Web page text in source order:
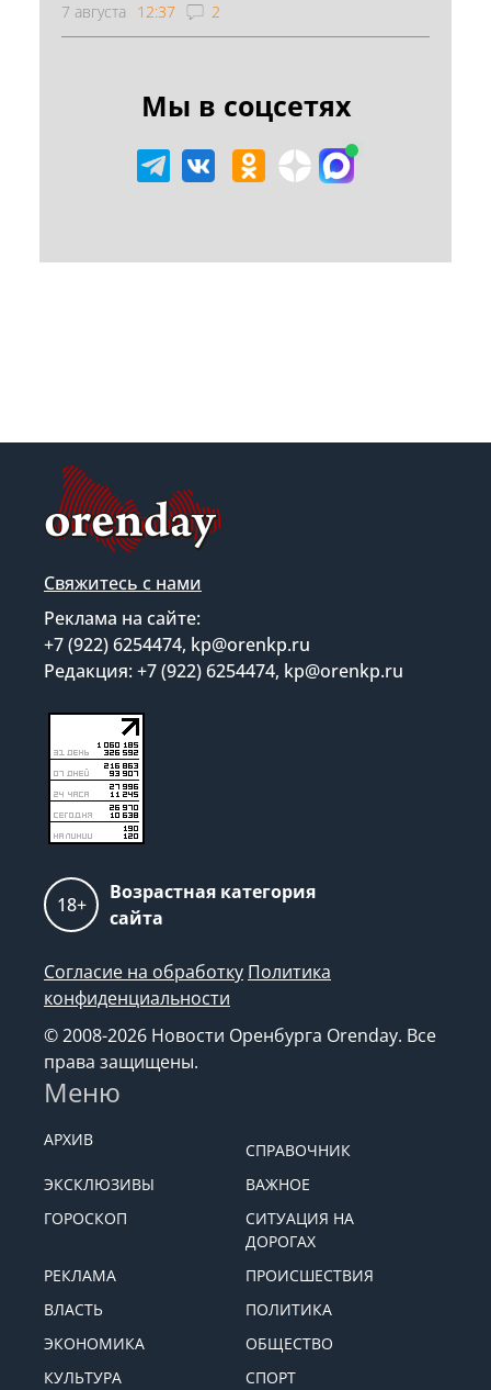
7 августа 12:37 2
Мы в соцсетях
Свяжитесь с нами
Реклама на сайте:
+7 (922) 6254474, kp@orenkp.ru
Редакция: +7 (922) 6254474, kp@orenkp.ru
18+
Возрастная категория
сайта
Согласие на обработку Политика
конфиденциальности
© 2008-2026 Новости Оренбурга Orenday. Все
права защищены.
Меню
АРХИВ
СПРАВОЧНИК
ЭКСКЛЮЗИВЫ
ВАЖНОЕ
ГОРОСКОП
СИТУАЦИЯ НА
ДОРОГАХ
РЕКЛАМА
ПРОИСШЕСТВИЯ
ВЛАСТЬ
ПОЛИТИКА
ЭКОНОМИКА
ОБЩЕСТВО
КУЛЬТУРА
СПОРТ